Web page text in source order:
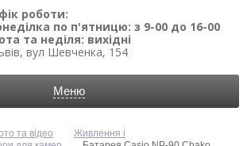
роботи:
по п'ятницю: з 9-00 до 16-00
та неділя: вихідні
вул Шевченка, 154
Меню
та відео
Живлення і